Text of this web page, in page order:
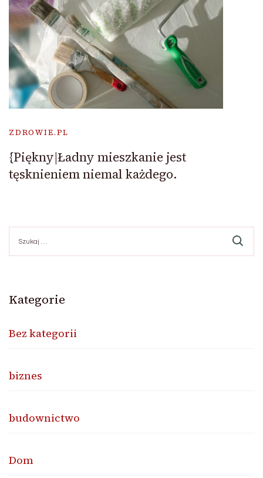
ZDROWIE.PL
{Piękny|Ładny mieszkanie jest
tęsknieniem niemal każdego.
Kategorie
Bez kategorii
biznes
budownictwo
Dom